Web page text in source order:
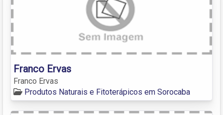
Franco Ervas
Franco Ervas
Produtos Naturais e Fitoterápicos em Sorocaba